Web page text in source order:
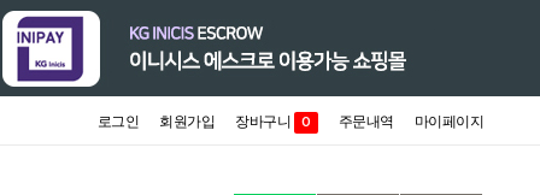
로그인 회원가입 장바구니 0 주문내역 마이페이지